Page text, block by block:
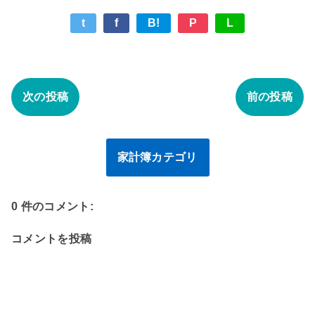
t f B! P L
次の投稿 前の投稿
家計簿カテゴリ
0 件のコメント:
コメントを投稿